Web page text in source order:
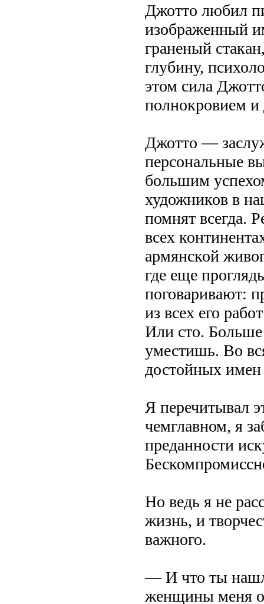
Джотто любил
изображенный
граненый
глубину,
этом сила
полнокровием
Джотто —
персональные
большим
художников в
помнят всегда.
всех
армянской
где еще
поговаривают:
из всех его
Или сто.
уместишь. Во
достойных
Я перечитывал
чемглавном, я
преданности
Но ведь я не
жизнь, и
важного.
— И что ты
женщины меня